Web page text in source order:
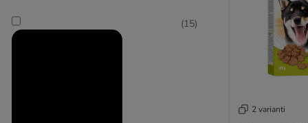
(15)
2 varianti